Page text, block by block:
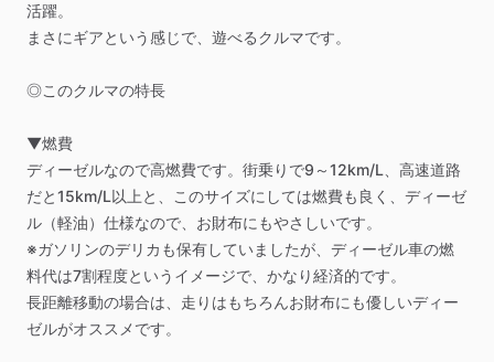
活躍。
まさにギアという感じで、遊べるクルマです。
◎このクルマの特長
▼燃費
ディーゼルなので高燃費です。街乗りで9～12km​/​L、高速道路
だと15km​/​L以上と、このサイズにしては燃費も良く、ディーゼ
ル（軽油）仕様なので、お財布にもやさしいです。
※ガソリンのデリカも保有していましたが、ディーゼル車の燃
料代は7割程度というイメージで、かなり経済的です。
長距離移動の場合は、走りはもちろんお財布にも優しいディー
ゼルがオススメです。